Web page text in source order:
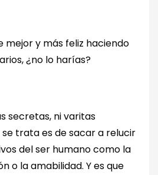
mejor y más feliz haciendo
¿no lo harías?
secretas, ni varitas
se trata es de sacar a relucir
del ser humano como la
o la amabilidad. Y es que